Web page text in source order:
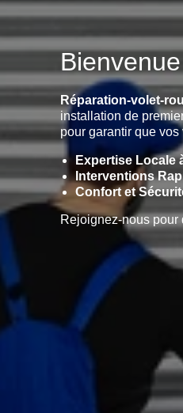
Réparation-volet-
installation de
pour garantir que
Expertise Locale
Interventions
Confort et
Rejoignez-nous pour